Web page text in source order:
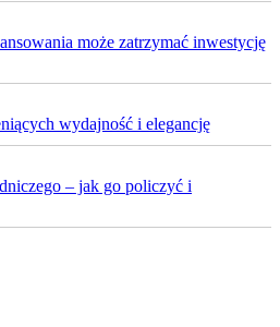
może zatrzymać inwestycję
wydajność i elegancję
– jak go policzyć i